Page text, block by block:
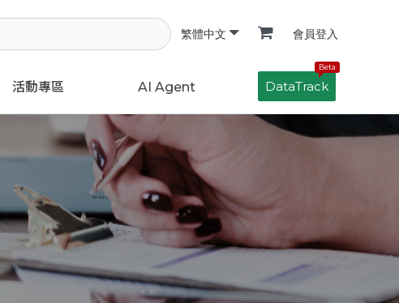
繁體中文 會員登入
活動專區 AI Agent
Beta
DataTrack